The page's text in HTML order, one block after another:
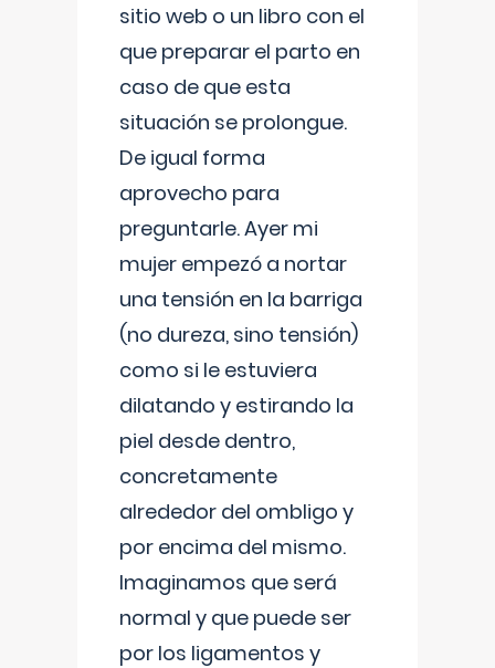
sitio web o un libro con el
que preparar el parto en
caso de que esta
situación se prolongue.
De igual forma
aprovecho para
preguntarle. Ayer mi
mujer empezó a nortar
una tensión en la barriga
(no dureza, sino tensión)
como si le estuviera
dilatando y estirando la
piel desde dentro,
concretamente
alrededor del ombligo y
por encima del mismo.
Imaginamos que será
normal y que puede ser
por los ligamentos y